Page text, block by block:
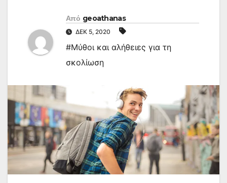
Από geoathanas
ΔΕΚ 5, 2020
#Μύθοι και αλήθειες για τη
σκολίωση